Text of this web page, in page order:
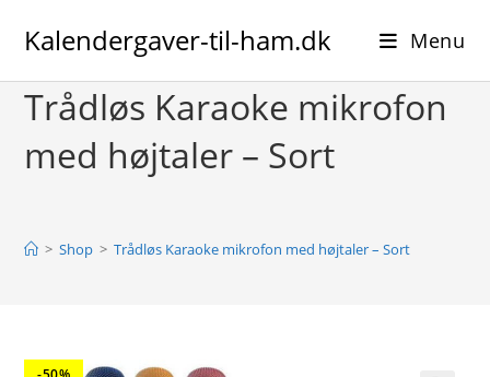
Kalendergaver-til-ham.dk Menu
Trådløs Karaoke mikrofon
med højtaler – Sort
> Shop > Trådløs Karaoke mikrofon med højtaler – Sort